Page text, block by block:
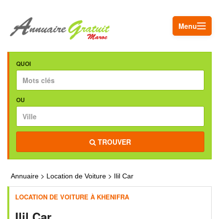
Menu
QUOI
OU
TROUVER
Annuaire > Location de Voiture > Ilil Car
LOCATION DE VOITURE À KHENIFRA